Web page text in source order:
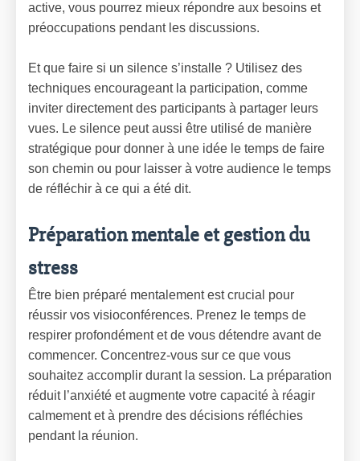
active, vous pourrez mieux répondre aux besoins et
préoccupations pendant les discussions.
Et que faire si un silence s’installe ? Utilisez des
techniques encourageant la participation, comme
inviter directement des participants à partager leurs
vues. Le silence peut aussi être utilisé de manière
stratégique pour donner à une idée le temps de faire
son chemin ou pour laisser à votre audience le temps
de réfléchir à ce qui a été dit.
Préparation mentale et gestion du
stress
Être bien préparé mentalement est crucial pour
réussir vos visioconférences. Prenez le temps de
respirer profondément et de vous détendre avant de
commencer. Concentrez-vous sur ce que vous
souhaitez accomplir durant la session. La préparation
réduit l’anxiété et augmente votre capacité à réagir
calmement et à prendre des décisions réfléchies
pendant la réunion.